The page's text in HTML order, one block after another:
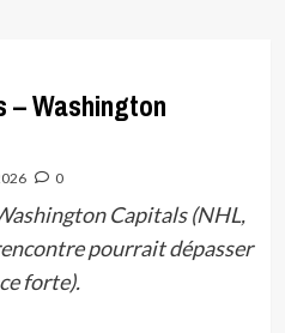
– Washington
0
Capitals (NHL,
pourrait dépasser
forte).